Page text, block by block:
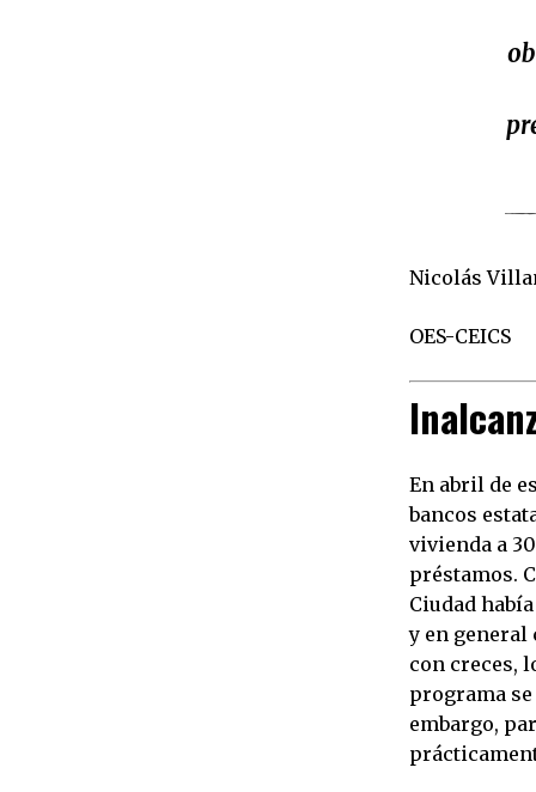
Nicolás
OES-CEICS
En abril de
bancos
vivienda a
préstamos.
Ciudad
y en general
con creces,
programa
embargo,